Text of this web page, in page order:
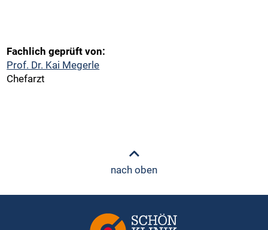
Fachlich geprüft von:
Prof. Dr. Kai Megerle
Chefarzt
nach oben